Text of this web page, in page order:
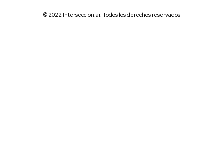
© 2022 Interseccion.ar. Todos los derechos reservados